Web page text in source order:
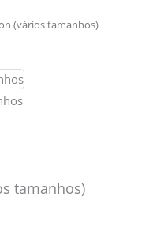
(vários tamanhos)
tamanhos)